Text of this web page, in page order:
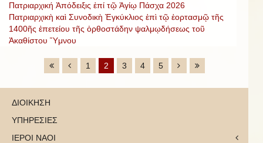
Πατριαρχική Ἀπόδειξις ἐπί τῷ Ἁγίῳ Πάσχα 2026
Πατριαρχικὴ καὶ Συνοδικὴ Ἐγκύκλιος ἐπὶ τῷ ἑορτασμῷ τῆς
1400ῆς ἐπετείου τῆς ὀρθοστάδην ψαλμῳδήσεως τοῦ
Ἀκαθίστου Ὕμνου
1 2 3 4 5
ΔΙΟΙΚΗΣΗ
ΥΠΗΡΕΣΙΕΣ
ΙΕΡΟΙ ΝΑΟΙ